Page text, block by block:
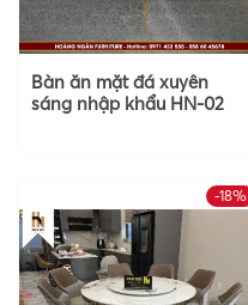
Bàn ăn mặt đá xuyên
sáng nhập khẩu HN-02
-18%